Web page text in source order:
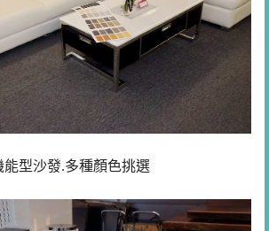
能型沙發.多種顏色挑選